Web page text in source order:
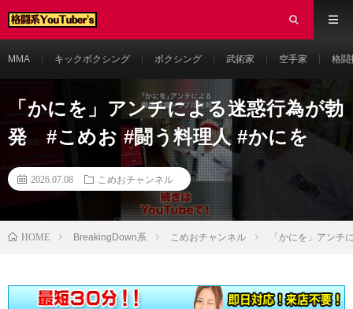
MMA キックボクシング ボクシング 武術家 空手家 格闘
「かにを」アンチによる迷惑行為が勃
発 #こめお #闘う料理人 #かにを
2026.07.08 こめおチャンネル
HOME BreakingDown系 こめおチャンネル 「かにを」アン